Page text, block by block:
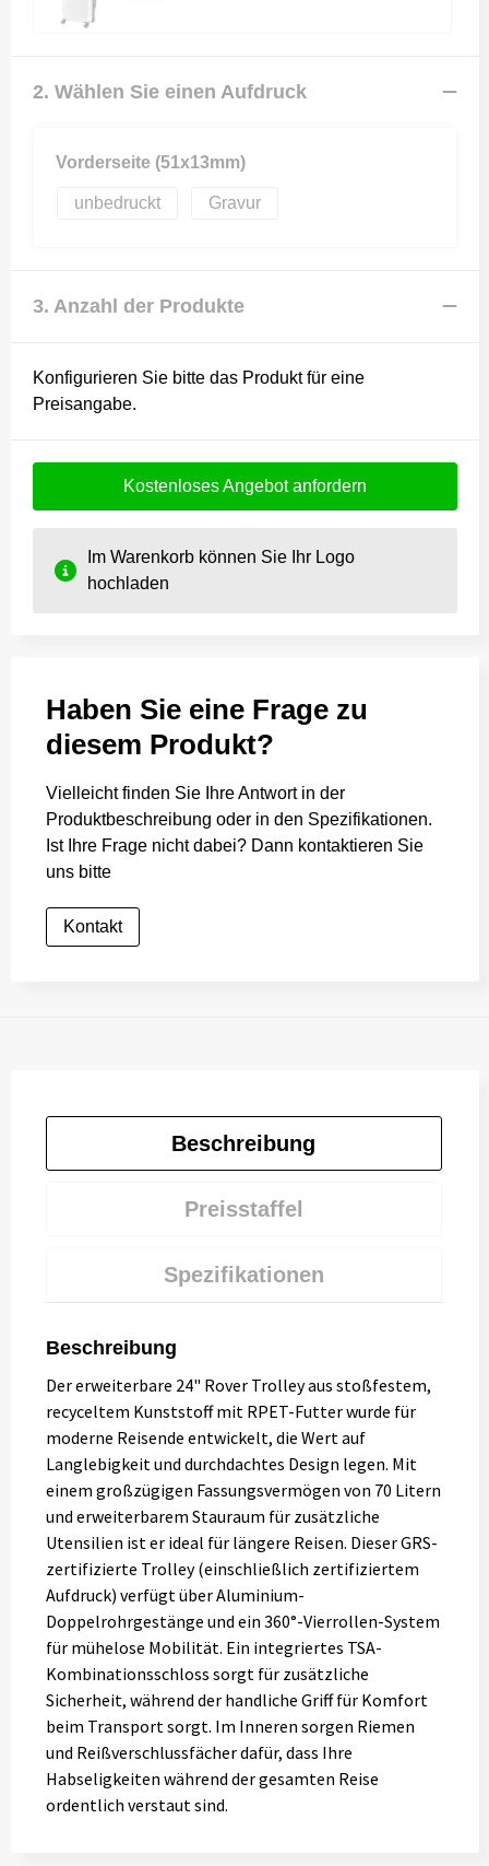
2. Wählen Sie einen Aufdruck
Vorderseite (51x13mm)
unbedruckt Gravur
3. Anzahl der Produkte
Konfigurieren Sie bitte das Produkt für eine
Preisangabe.
Kostenloses Angebot anfordern
Im Warenkorb können Sie Ihr Logo
hochladen
Haben Sie eine Frage zu
diesem Produkt?
Vielleicht finden Sie Ihre Antwort in der
Produktbeschreibung oder in den Spezifikationen.
Ist Ihre Frage nicht dabei? Dann kontaktieren Sie
uns bitte
Kontakt
Beschreibung
Preisstaffel
Spezifikationen
Beschreibung
Der erweiterbare 24" Rover Trolley aus stoßfestem,
recyceltem Kunststoff mit RPET-Futter wurde für
moderne Reisende entwickelt, die Wert auf
Langlebigkeit und durchdachtes Design legen. Mit
einem großzügigen Fassungsvermögen von 70 Litern
und erweiterbarem Stauraum für zusätzliche
Utensilien ist er ideal für längere Reisen. Dieser GRS-
zertifizierte Trolley (einschließlich zertifiziertem
Aufdruck) verfügt über Aluminium-
Doppelrohrgestänge und ein 360°-Vierrollen-System
für mühelose Mobilität. Ein integriertes TSA-
Kombinationsschloss sorgt für zusätzliche
Sicherheit, während der handliche Griff für Komfort
beim Transport sorgt. Im Inneren sorgen Riemen
und Reißverschlussfächer dafür, dass Ihre
Habseligkeiten während der gesamten Reise
ordentlich verstaut sind.